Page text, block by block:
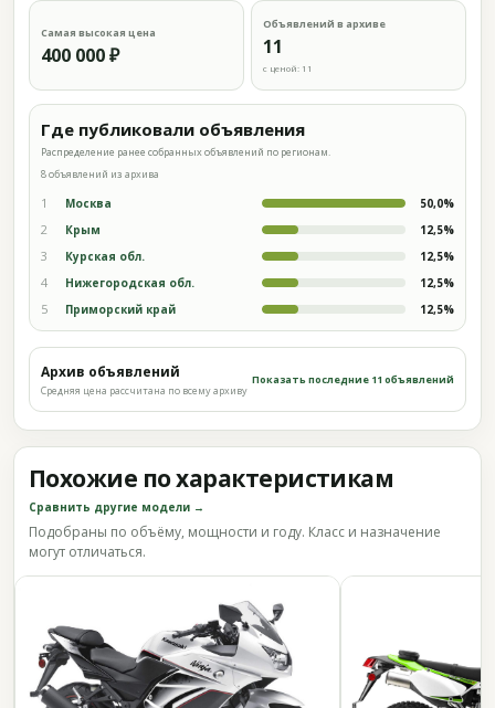
Самая высокая цена
400 000 ₽
Объявлений в архиве
11
с ценой: 11
Где публиковали объявления
Распределение ранее собранных объявлений по регионам.
8 объявлений из архива
1 Москва 50,0%
2 Крым 12,5%
3 Курская обл. 12,5%
4 Нижегородская обл. 12,5%
5 Приморский край 12,5%
Архив объявлений
Средняя цена рассчитана по всему архиву
Показать последние 11 объявлений
Похожие по характеристикам
Сравнить другие модели →
Подобраны по объёму, мощности и году. Класс и назначение
могут отличаться.